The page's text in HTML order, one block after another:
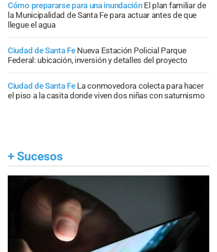
Cómo prepararse para una inundación El plan familiar de
la Municipalidad de Santa Fe para actuar antes de que
llegue el agua
Ciudad de Santa Fe Nueva Estación Policial Parque
Federal: ubicación, inversión y detalles del proyecto
Ciudad de Santa Fe La conmovedora colecta para hacer
el piso a la casita donde viven dos niñas con saturnismo
+ Sucesos